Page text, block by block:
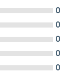
0
0
0
0
0